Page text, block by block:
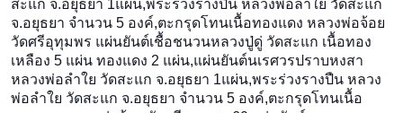
สะแก จ.อยุธยา 1แผ่น,พระร่วงรางปืน หลวงพ่อลำใย วัดสะแก
จ.อยุธยา จำนวน 5 องค์,ตะกรุดโทนเนื้อทองแดง หลวงพ่อจ้อย
วัดศรีอุทุมพร แผ่นยันต์เชื้อชนวนหลวงปู่ด ู่ วัดสะแก เนื้อทอง
เหลือง 5 แผ่น ทองแดง 2 แผ่น,แผ่นยันต์นเรศวรปราบหงสา
หลวงพ่อลำใย วัดสะแก จ.อยุธยา 1แผ่น,พระร่วงรางปืน หลวง
พ่อลำใย วัดสะแก จ.อยุธยา จำนวน 5 องค์,ตะกรุดโทนเนื้อ